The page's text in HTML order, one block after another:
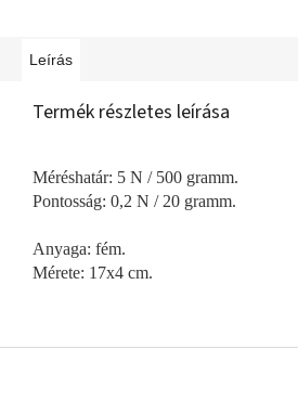
Leírás
Termék részletes leírása
Méréshatár: 5 N / 500 gramm.
Pontosság: 0,2 N / 20 gramm.
Anyaga: fém.
Mérete: 17x4 cm.
L